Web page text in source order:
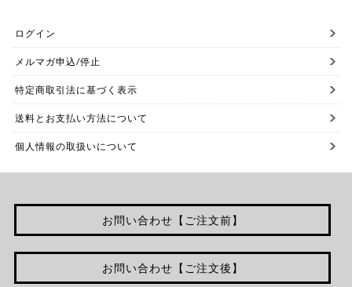
ログイン
メルマガ申込/停止
特定商取引法に基づく表示
送料とお支払い方法について
個人情報の取扱いについて
お問い合わせ【ご注文前】
お問い合わせ【ご注文後】